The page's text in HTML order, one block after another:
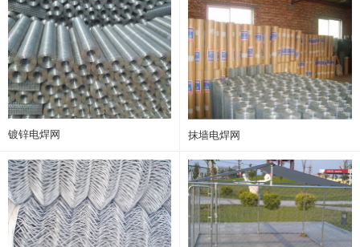
镀锌电焊网 抹墙电焊网